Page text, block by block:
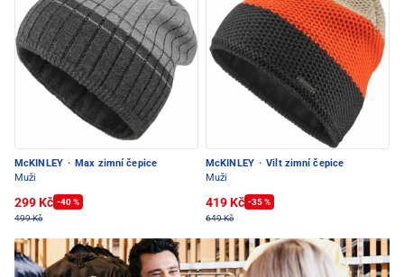
McKINLEY · Max zimní čepice
Muži
299 Kč -40 %
499 Kč
McKINLEY · Vilt zimní čepice
Muži
419 Kč -35 %
649 Kč